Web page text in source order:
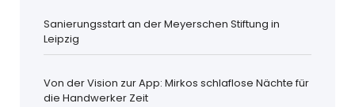
Sanierungsstart an der Meyerschen Stiftung in
Leipzig
Von der Vision zur App: Mirkos schlaflose Nächte für
die Handwerker Zeit